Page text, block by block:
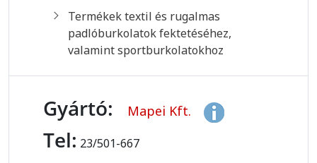
Termékek textil és rugalmas
padlóburkolatok fektetéséhez,
valamint sportburkolatokhoz
Gyártó: Mapei Kft.
Tel: 23/501-667